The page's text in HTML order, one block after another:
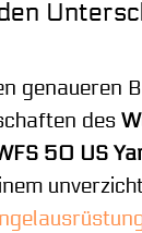
genaueren
des
50 US